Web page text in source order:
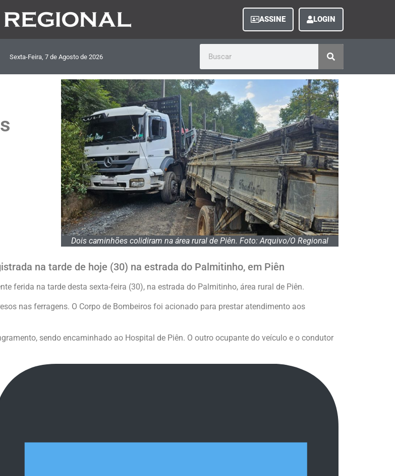
ASSINE LOGIN
Sexta-Feira, 7de Agostode 2026
Dois caminhões colidiram na área rural de Piên. Foto: Arquivo/O Regional
na tarde de hoje (30) na estrada do Palmitinho, em Piên
ferida na tarde desta sexta-feira (30), na estrada do Palmitinho, área rural de Piên.
nas ferragens. O Corpo de Bombeiros foi acionado para prestar atendimento aos
sendo encaminhado ao Hospital de Piên. O outro ocupante do veículo e o condutor